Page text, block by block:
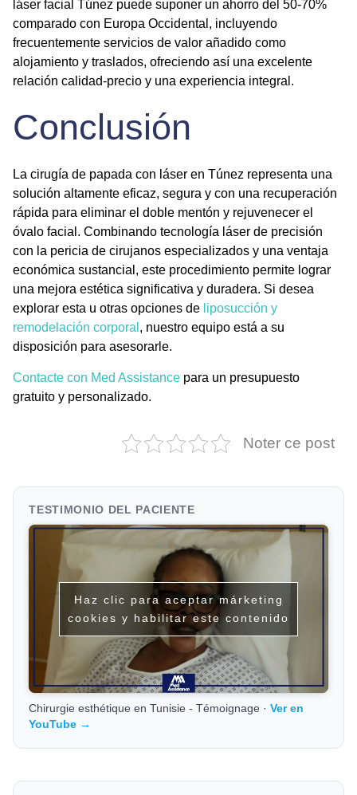
láser facial Túnez puede suponer un ahorro del 50-70%
comparado con Europa Occidental, incluyendo
frecuentemente servicios de valor añadido como
alojamiento y traslados, ofreciendo así una excelente
relación calidad-precio y una experiencia integral.
Conclusión
La cirugía de papada con láser en Túnez representa una
solución altamente eficaz, segura y con una recuperación
rápida para eliminar el doble mentón y rejuvenecer el
óvalo facial. Combinando tecnología láser de precisión
con la pericia de cirujanos especializados y una ventaja
económica sustancial, este procedimiento permite lograr
una mejora estética significativa y duradera. Si desea
explorar esta u otras opciones de liposucción y
remodelación corporal , nuestro equipo está a su
disposición para asesorarle.
Contacte con Med Assistance para un presupuesto
gratuito y personalizado.
Noter ce post
TESTIMONIO DEL PACIENTE
Haz clic para aceptar márketing
cookies y habilitar este contenido
Chirurgie esthétique en Tunisie - Témoignage ·Ver en
YouTube →